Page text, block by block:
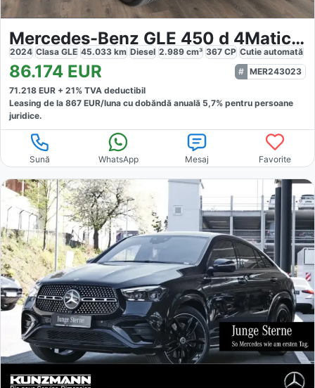
Mercedes-Benz GLE 450 d 4Matic AMG
2024 Clasa GLE 45.033 km Diesel 2.989 cm³ 367 CP Cutie automată
86.174 EUR
MER243023
71.218 EUR + 21% TVA deductibil
Leasing de la 867 EUR/luna cu dobăndă anuală 5,7% pentru persoane
juridice.
Sună WhatsApp Mesaj Favorite